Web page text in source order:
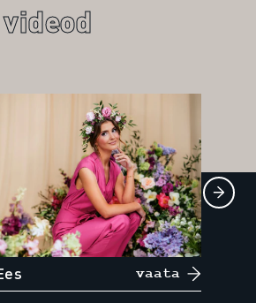
vaata